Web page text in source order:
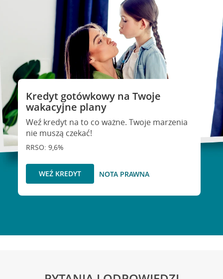
Kredyt gotówkowy na Twoje
wakacyjne plany
Weź kredyt na to co ważne. Twoje marzenia
nie muszą czekać!
RRSO: 9,6%
WEŹ KREDYT NOTA PRAWNA